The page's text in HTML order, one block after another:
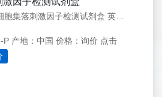
P 产地：中国 价格：询价 点击